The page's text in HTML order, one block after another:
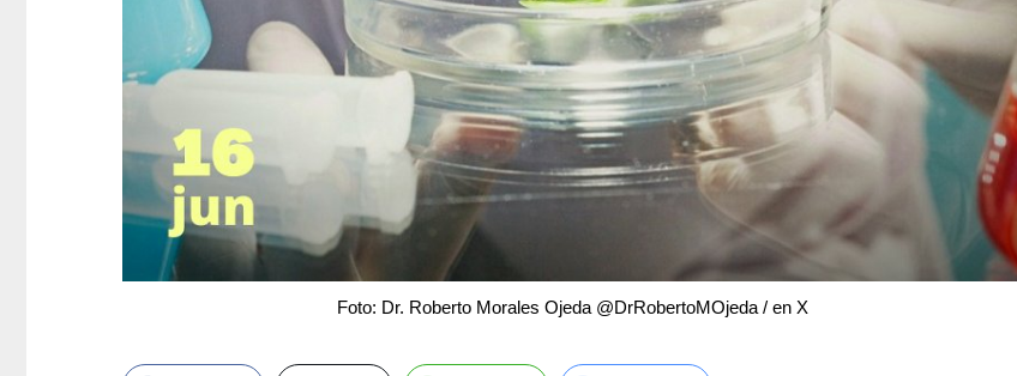
Foto: Dr. Roberto Morales Ojeda @DrRobertoMOjeda / en X